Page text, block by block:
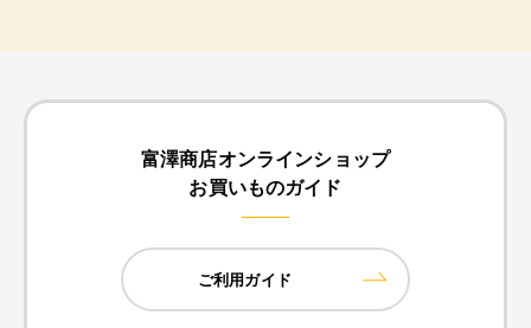
富澤商店オンラインショップ
お買いものガイド
ご利用ガイド